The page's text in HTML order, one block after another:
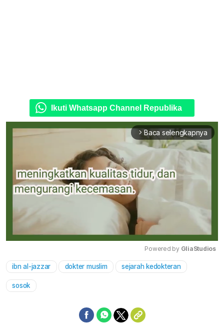
Ikuti Whatsapp Channel Republika
arrow_forward_ios Baca selengkapnya
Mute
Powered by GliaStudios
ibn al-jazzar dokter muslim sejarah kedokteran
sosok